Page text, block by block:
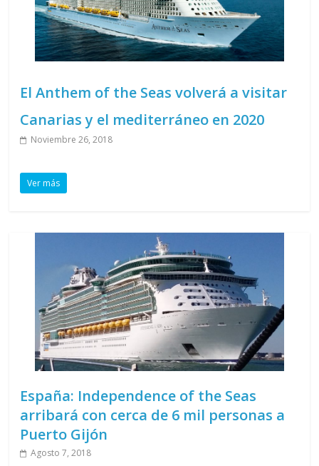
El Anthem of the Seas volverá a visitar
Canarias y el mediterráneo en 2020
Noviembre 26, 2018
Ver más
España: Independence of the Seas
arribará con cerca de 6 mil personas a
Puerto Gijón
Agosto 7, 2018